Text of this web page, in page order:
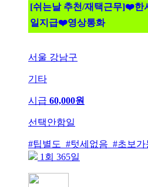
[쉬는날 추천/재택근무]❤️한
일지급❤️영상통화
서울 강남구
기타
시급 60,000원
선택안함일
#팁별도 #텃세없음 #초보가
1회 365일